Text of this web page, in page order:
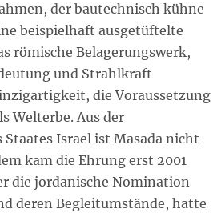
der bautechnisch kühne
beispielhaft ausgetüftelte
römische Belagerungswerk,
und Strahlkraft
die Voraussetzung
Welterbe. Aus der
Israel ist Masada nicht
kam die Ehrung erst 2001
die jordanische Nomination
deren Begleitumstände, hatte